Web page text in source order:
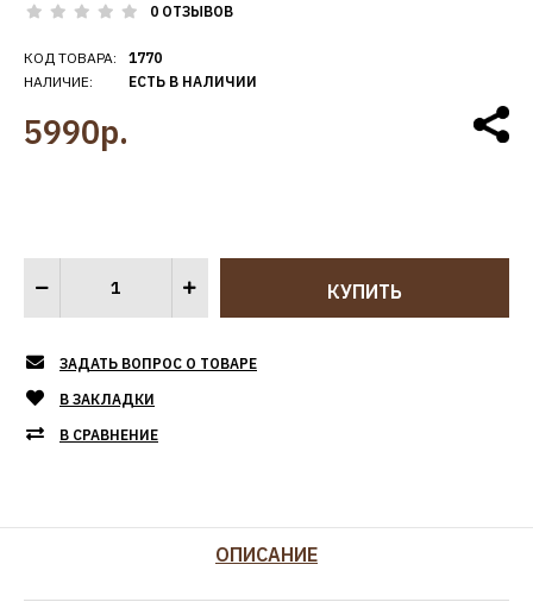
0 ОТЗЫВОВ
КОД ТОВАРА:
НАЛИЧИЕ:
1770
ЕСТЬ В НАЛИЧИИ
5990р.
ЗАДАТЬ ВОПРОС О ТОВАРЕ
В ЗАКЛАДКИ
В СРАВНЕНИЕ
ОПИСАНИЕ